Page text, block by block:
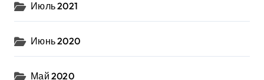
Июль 2021
Июнь 2020
Май 2020